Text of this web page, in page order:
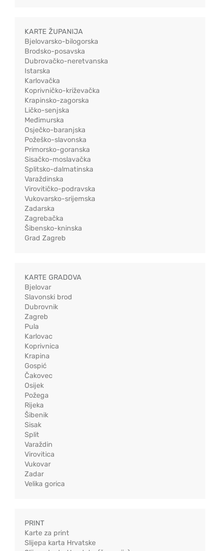
KARTE ŽUPANIJA
Bjelovarsko-bilogorska
Brodsko-posavska
Dubrovačko-neretvanska
Istarska
Karlovačka
Koprivničko-križevačka
Krapinsko-zagorska
Ličko-senjska
Međimurska
Osječko-baranjska
Požeško-slavonska
Primorsko-goranska
Sisačko-moslavačka
Splitsko-dalmatinska
Varaždinska
Virovitičko-podravska
Vukovarsko-srijemska
Zadarska
Zagrebačka
Šibensko-kninska
Grad Zagreb
KARTE GRADOVA
Bjelovar
Slavonski brod
Dubrovnik
Zagreb
Pula
Karlovac
Koprivnica
Krapina
Gospić
Čakovec
Osijek
Požega
Rijeka
Šibenik
Sisak
Split
Varaždin
Virovitica
Vukovar
Zadar
Velika gorica
PRINT
Karte za print
Slijepa karta Hrvatske